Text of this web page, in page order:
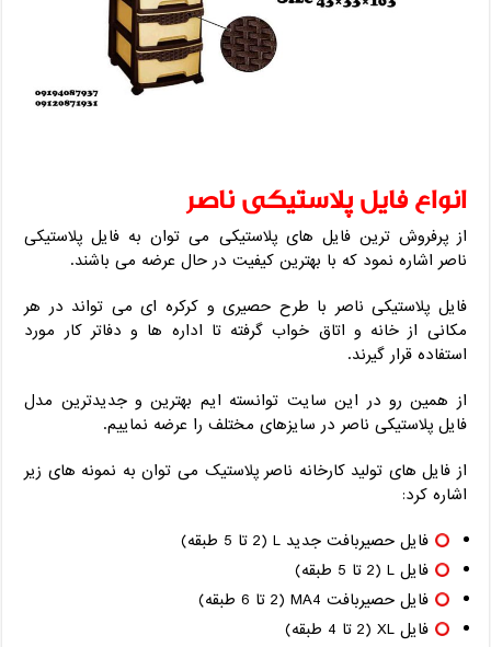
انواع فایل پلاستیکی ناصر
از پرفروش ترین فایل های پلاستیکی می توان به فایل پلاستیکی
ناصر اشاره نمود که با بهترین کیفیت در حال عرضه می باشند.
فایل پلاستیکی ناصر با طرح حصیری و کرکره ای می تواند در هر
مکانی از خانه و اتاق خواب گرفته تا اداره ها و دفاتر کار مورد
استفاده قرار گیرند.
از همین رو در این سایت توانسته ایم بهترین و جدیدترین مدل
فایل پلاستیکی ناصر در سایزهای مختلف را عرضه نماییم.
از فایل های تولید کارخانه ناصر پلاستیک می توان به نمونه های زیر
اشاره کرد:
فایل حصیربافت جدید L (2 تا 5 طبقه)
فایل L (2 تا 5 طبقه)
فایل حصیربافت MA4 (2 تا 6 طبقه)
فایل XL (2 تا 4 طبقه)